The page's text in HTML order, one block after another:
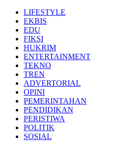
LIFESTYLE
EKBIS
EDU
FIKSI
HUKRIM
ENTERTAINMENT
TEKNO
TREN
ADVERTORIAL
OPINI
PEMERINTAHAN
PENDIDIKAN
PERISTIWA
POLITIK
SOSIAL